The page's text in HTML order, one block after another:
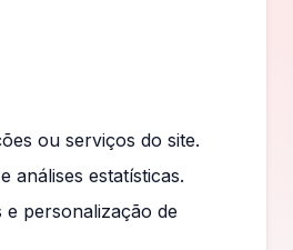
ou serviços do site.
análises estatísticas.
e personalização de